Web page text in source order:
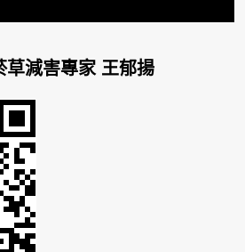
草減害專家 王郁揚